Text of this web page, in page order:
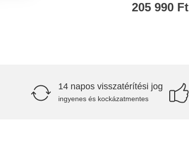
205 990 Ft
14 napos visszatérítési jog
ingyenes és kockázatmentes